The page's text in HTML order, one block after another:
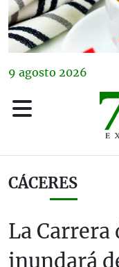
9 agosto 2026
CÁCERES
La Carrera
inundará